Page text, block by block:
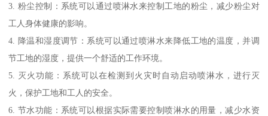
3. 粉尘控制：系统可以通过喷淋水来控制工地的粉尘，减少粉尘对
工人身体健康的影响。
4. 降温和湿度调节：系统可以通过喷淋水来降低工地的温度，并调
节工地的湿度，提供一个舒适的工作环境。
5. 灭火功能：系统可以在检测到火灾时自动启动喷淋水，进行灭
火，保护工地和工人的安全。
6. 节水功能：系统可以根据实际需要控制喷淋水的用量，减少水资